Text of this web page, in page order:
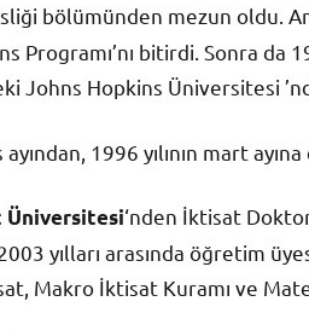
bölümünden mezun oldu.
Programı’nı bitirdi. Sonra da
Johns Hopkins Üniversitesi
ayından, 1996 yılının mart
Üniversitesi‘nden İktisat
yılları arasında öğretim
Makro İktisat Kuramı ve